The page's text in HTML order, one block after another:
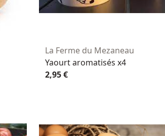
La Ferme du Mezaneau
Yaourt aromatisés x4
2,95 €